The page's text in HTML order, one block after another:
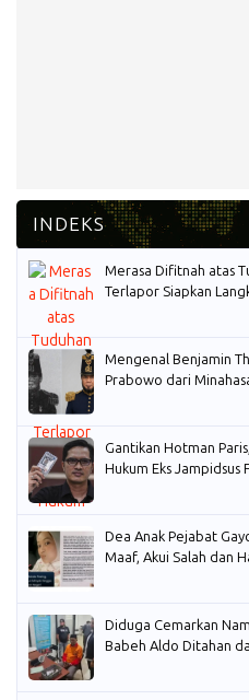
Merasa Difitnah atas
Terlapor Siapkan
Mengenal Benjamin
Prabowo dari
Gantikan Hotman
Hukum Eks Jampidsus
Dea Anak Pejabat
Maaf, Akui Salah dan
Diduga Cemarkan
Babeh Aldo Ditahan